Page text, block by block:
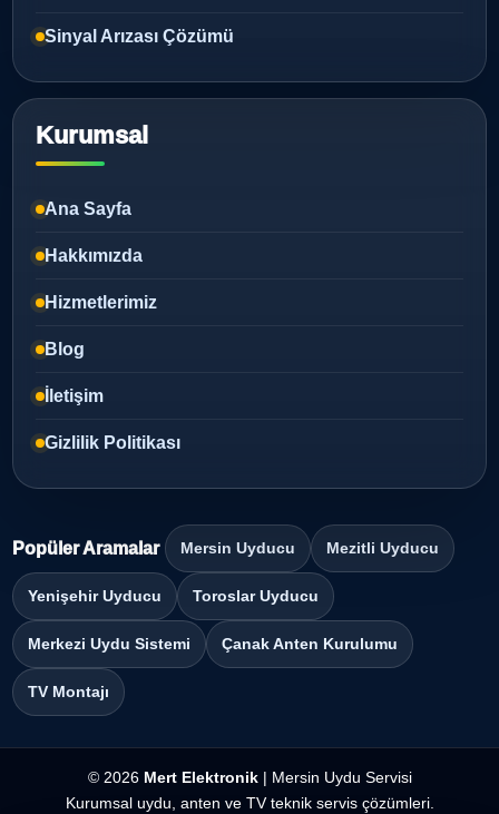
Sinyal Arızası Çözümü
Kurumsal
Ana Sayfa
Hakkımızda
Hizmetlerimiz
Blog
İletişim
Gizlilik Politikası
Popüler Aramalar Mersin Uyducu Mezitli Uyducu
Yenişehir Uyducu Toroslar Uyducu
Merkezi Uydu Sistemi Çanak Anten Kurulumu
TV Montajı
© 2026 Mert Elektronik| Mersin Uydu Servisi
Kurumsal uydu, anten ve TV teknik servis çözümleri.